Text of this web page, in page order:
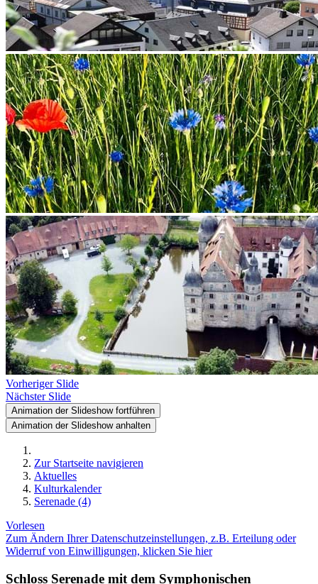
Vorheriger Slide
Nächster Slide
Animation der Slideshow fortführen
Animation der Slideshow anhalten
Zur Startseite navigieren
Aktuelles
Kulturkalender
Serenade (4)
Vorlesen
Zum Ändern Ihrer Datenschutzeinstellungen, z.B. Erteilung oder
Widerruf von Einwilligungen, klicken Sie hier
Schloss Serenade mit dem Symphonischen